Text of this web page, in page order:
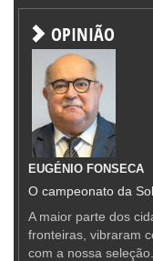
OPINIÃO
EUGÉNIO FONSECA
O campeonato da
A maior parte dos
fronteiras, vibraram
com a nossa seleção.